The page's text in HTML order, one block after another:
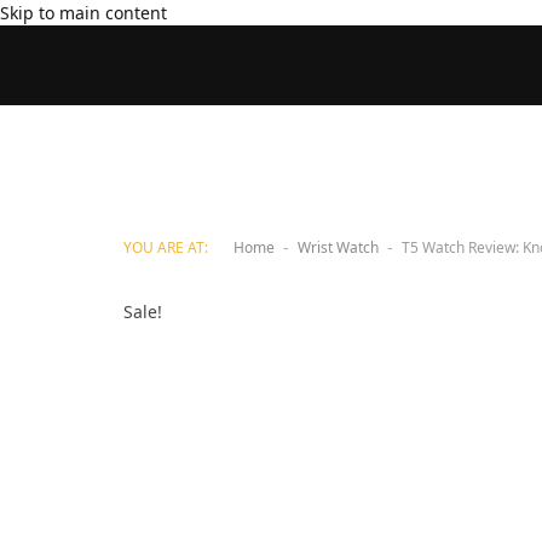
Skip to main content
YOU ARE AT: Home - Wrist Watch - T5 Watch Review:
Sale!